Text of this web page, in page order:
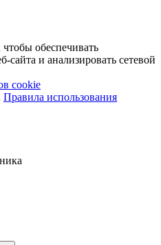
обеспечивать
сайта и анализировать сетевой
cookie
Правила использования